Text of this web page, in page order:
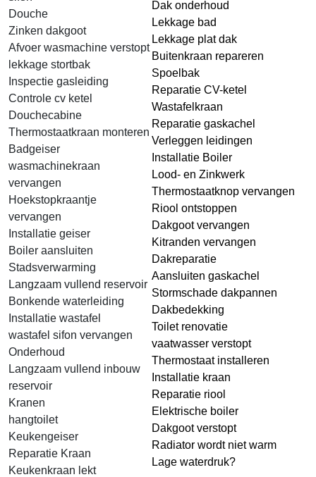
Douche
Zinken dakgoot
Afvoer wasmachine verstopt
lekkage stortbak
Inspectie gasleiding
Controle cv ketel
Douchecabine
Thermostaatkraan monteren
Badgeiser
wasmachinekraan
vervangen
Hoekstopkraantje
vervangen
Installatie geiser
Boiler aansluiten
Stadsverwarming
Langzaam vullend reservoir
Bonkende waterleiding
Installatie wastafel
wastafel sifon vervangen
Onderhoud
Langzaam vullend inbouw
reservoir
Kranen
hangtoilet
Keukengeiser
Reparatie Kraan
Keukenkraan lekt
Dak onderhoud
Lekkage bad
Lekkage plat dak
Buitenkraan repareren
Spoelbak
Reparatie CV-ketel
Wastafelkraan
Reparatie gaskachel
Verleggen leidingen
Installatie Boiler
Lood- en Zinkwerk
Thermostaatknop vervangen
Riool ontstoppen
Dakgoot vervangen
Kitranden vervangen
Dakreparatie
Aansluiten gaskachel
Stormschade dakpannen
Dakbedekking
Toilet renovatie
vaatwasser verstopt
Thermostaat installeren
Installatie kraan
Reparatie riool
Elektrische boiler
Dakgoot verstopt
Radiator wordt niet warm
Lage waterdruk?